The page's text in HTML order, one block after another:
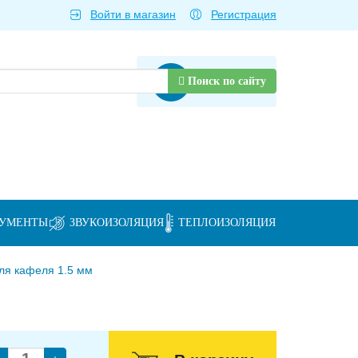
ЗВУКОИЗОЛЯЦИЯ ТЕПЛОИЗОЛЯЦИЯ
Войти в магазин Регистрация
Товаров нет
Поиск по сайту
кафеля 1.5 мм